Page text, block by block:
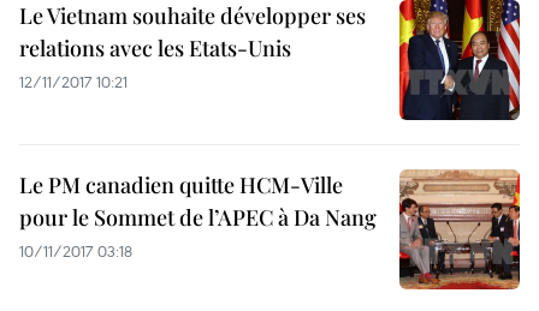
Le Vietnam souhaite développer ses
relations avec les Etats-Unis
12/11/2017 10:21
Le PM canadien quitte HCM-Ville
pour le Sommet de l’APEC à Da Nang
10/11/2017 03:18